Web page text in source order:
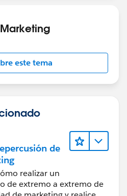
este tema
de
realizar un
de extremo a extremo de